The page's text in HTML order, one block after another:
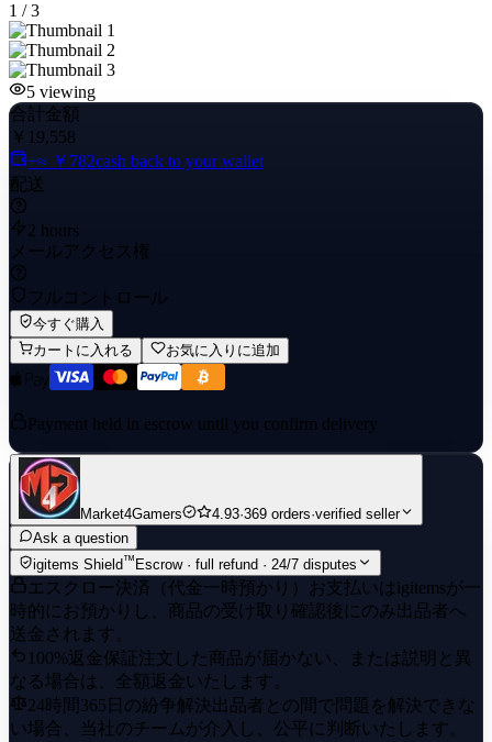
1 / 3
5 viewing
合計金額
￥19,558
+≈ ￥782cash back to your wallet
配送
2 hours
メールアクセス権
フルコントロール
今すぐ購入
カートに入れる
お気に入りに追加
Payment held in escrow until you confirm delivery
Market4Gamers 4.93·369 orders·verified seller
Ask a question
igitems Shield™ Escrow · full refund · 24/7 disputes
エスクロー決済（代金一時預かり）
お支払いはigitemsが一
時的にお預かりし、商品の受け取り確認後にのみ出品者へ
送金されます。
100%返金保証 注文した商品が届かない、または説明と異
なる場合は、全額返金いたします。
24時間365日の紛争解決出品者との間で問題を解決できな
い場合、当社のチームが介入し、公平に判断いたします。